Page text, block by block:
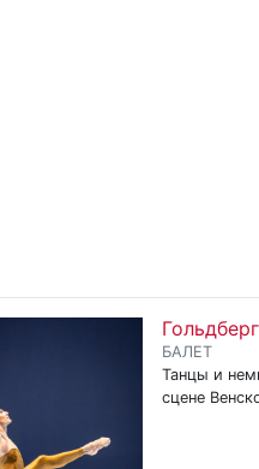
БАЛЕТ
Танцы и
сцене